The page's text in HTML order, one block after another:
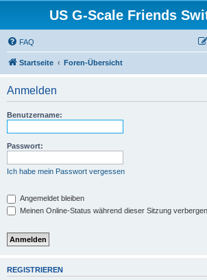
US G-Scale Friends
FAQ
Startseite Foren-Übersicht
Anmelden
Benutzername:
Passwort:
Ich habe mein Passwort vergessen
Angemeldet bleiben
Meinen Online-Status während dieser Sitzung verbergen
REGISTRIEREN